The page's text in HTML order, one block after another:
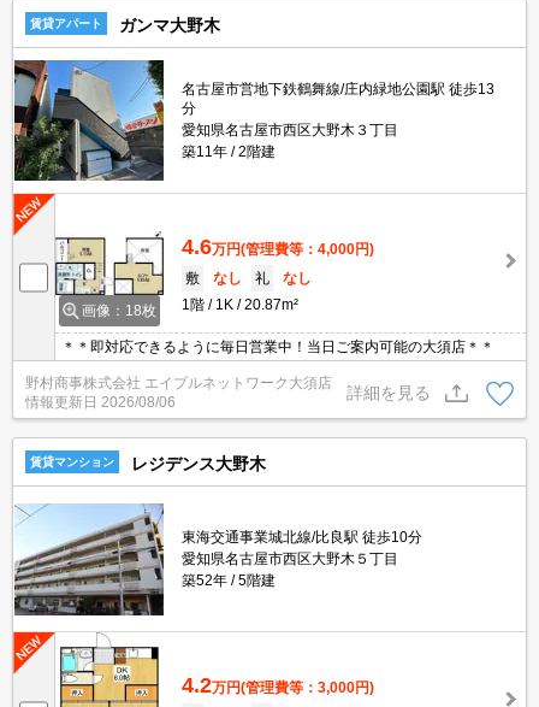
賃貸アパート ガンマ大野木
名古屋市営地下鉄鶴舞線/庄内緑地公園駅 徒歩13
分
愛知県名古屋市西区大野木３丁目
築11年
2階建
画像：18枚
4.6万円(管理費等：4,000円)
敷
なし 礼
なし
1階
1K 20.87m²
＊＊即対応できるように毎日営業中！当日ご案内可能の大須店＊＊
野村商事株式会社 エイブルネットワーク大須店
情報更新日 2026/08/06
詳細を見る
賃貸マンション レジデンス大野木
東海交通事業城北線/比良駅 徒歩10分
愛知県名古屋市西区大野木５丁目
築52年
5階建
4.2万円(管理費等：3,000円)